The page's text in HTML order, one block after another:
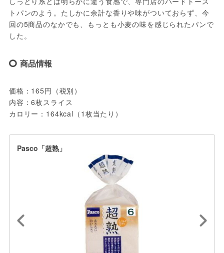
トパンのよう。たしかに余計な香りや味がついておらず、今
回の5商品のなかでも、もっとも小麦の味を感じられたパンで
した。
商品情報
価格：165円（税別）
内容：6枚スライス
カロリー：164kcal（1枚当たり）
Pasco「超熟」